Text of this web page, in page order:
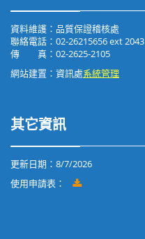
資料維護：品質保證稽核處
聯絡電話：02-26215656 ext 2043
傳 真：02-2625-2105
網站建置：資訊處系統管理
其它資訊
更新日期： 8/7/2026
使用申請表：